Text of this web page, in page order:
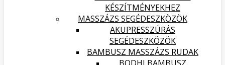
KÉSZÍTMÉNYEKHEZ
MASSZÁZS SEGÉDESZKÖZÖK
AKUPRESSZÚRÁS
SEGÉDESZKÖZÖK
BAMBUSZ MASSZÁZS RUDAK